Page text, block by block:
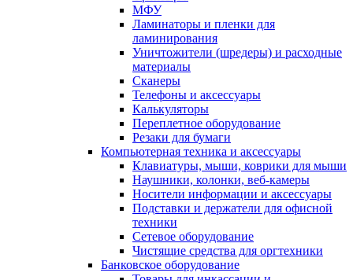
МФУ
Ламинаторы и пленки для
ламинирования
Уничтожители (шредеры) и расходные
материалы
Сканеры
Телефоны и аксессуары
Калькуляторы
Переплетное оборудование
Резаки для бумаги
Компьютерная техника и аксессуары
Клавиатуры, мыши, коврики для мыши
Наушники, колонки, веб-камеры
Носители информации и аксессуары
Подставки и держатели для офисной
техники
Сетевое оборудование
Чистящие средства для оргтехники
Банковское оборудование